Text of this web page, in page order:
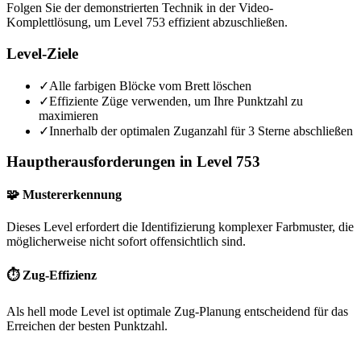
Folgen Sie der demonstrierten Technik in der Video-
Komplettlösung, um Level 753 effizient abzuschließen.
Level-Ziele
✓Alle farbigen Blöcke vom Brett löschen
✓Effiziente Züge verwenden, um Ihre Punktzahl zu
maximieren
✓Innerhalb der optimalen Zuganzahl für 3 Sterne abschließen
Hauptherausforderungen in Level 753
🧩 Mustererkennung
Dieses Level erfordert die Identifizierung komplexer Farbmuster, die
möglicherweise nicht sofort offensichtlich sind.
⏱️ Zug-Effizienz
Als hell mode Level ist optimale Zug-Planung entscheidend für das
Erreichen der besten Punktzahl.